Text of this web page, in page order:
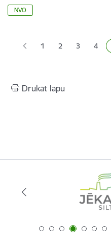
NVO
1 Lapa
2 Lapa
3 Lapa
4
Drukāt lapu